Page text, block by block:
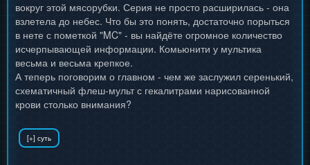
вокруг этой мясорубки. Серия не просто расширилась - она
взлетела до небес. Что бы это понять, достаточно порыться
в нете с пометкой "MC" - вы найдёте огромное количество
исчерпывающей информации. Комьюнити у мультика
весьма и весьма крепкое.
А теперь поговорим о главном - чем же заслужил серенький,
схематичный флеш-мульт с гекалитрами нарисованной
крови столько внимания?